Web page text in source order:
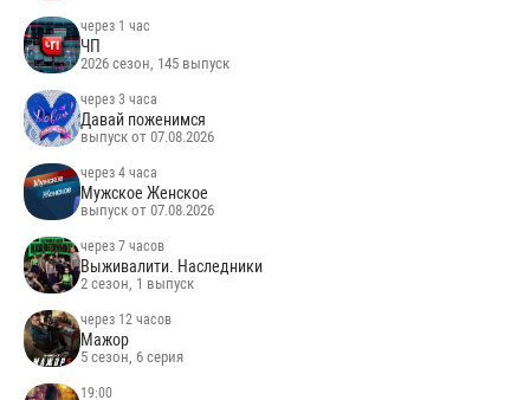
через 1 час
ЧП
2026 сезон, 145 выпуск
через 3 часа
Давай поженимся
выпуск от 07.08.2026
через 4 часа
Мужское Женское
выпуск от 07.08.2026
через 7 часов
Выживалити. Наследники
2 сезон, 1 выпуск
через 12 часов
Мажор
5 сезон, 6 серия
19:00